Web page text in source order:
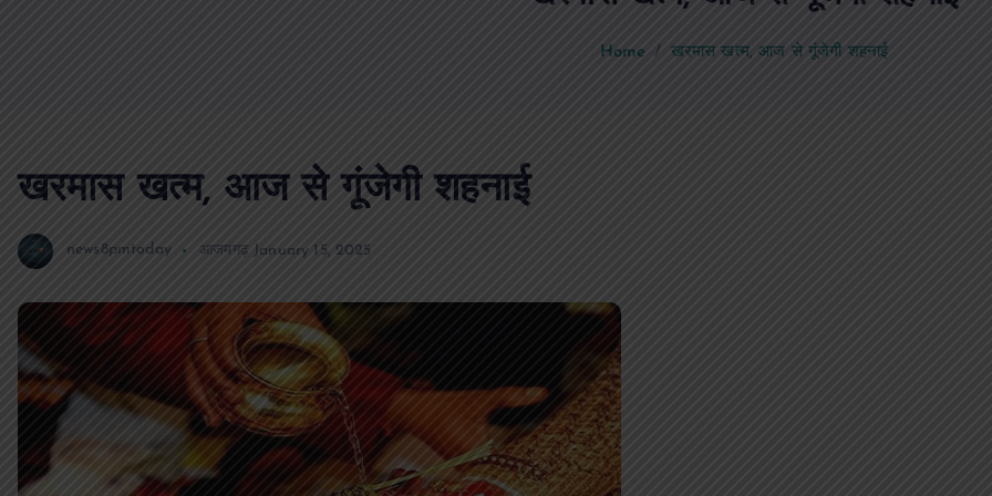
Home खरमास खत्म, आज से गूंजेगी शहनाई
खरमास खत्म, आज से गूंजेगी शहनाई
news8pmtoday आजमगढ़ January 15, 2025